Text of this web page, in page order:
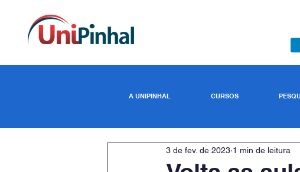
A UNIPINHAL CURSOS
3 de fev. de 2023 1 min de leitura